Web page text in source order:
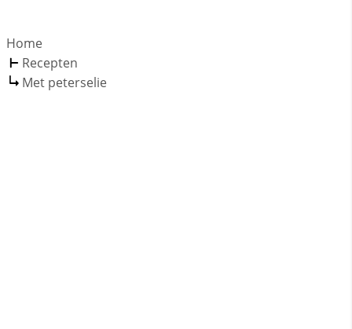
Home
Recepten
Met peterselie